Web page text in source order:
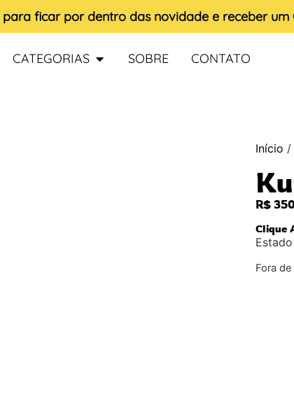
para ficar por dentro das novidade e receber um
CATEGORIAS SOBRE CONTATO
Início /
R$
Clique
Fora